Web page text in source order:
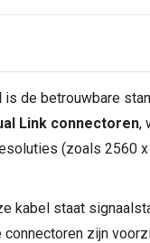
is de betrouwbare
Link connectoren,
(zoals 2560
kabel staat
connectoren zijn